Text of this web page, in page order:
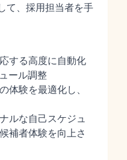
て、採用担当者を手
する高度に自動化
ール調整
体験を最適化し、
ルな自己スケジュ
補者体験を向上さ